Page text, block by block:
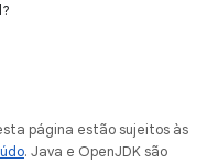
página estão sujeitos às
. Java e OpenJDK são